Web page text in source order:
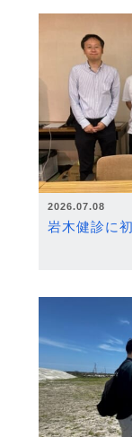
2026.07.08
岩木健診に